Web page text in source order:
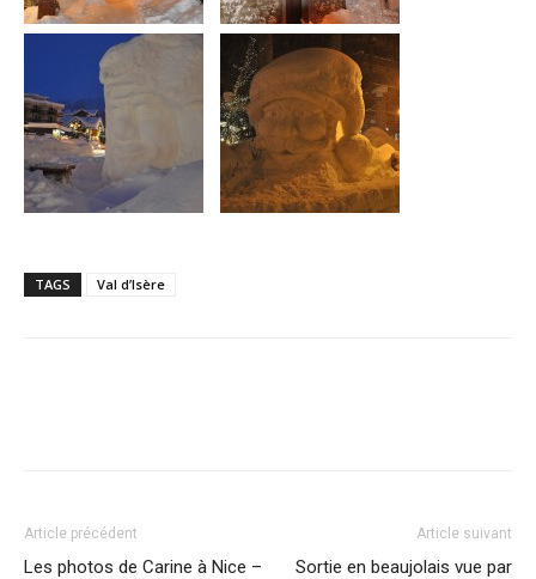
TAGS Val d’Isère
Article précédent
Les photos de Carine à Nice –
Article suivant
Sortie en beaujolais vue par